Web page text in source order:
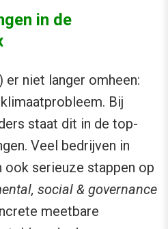
in de
er niet langer omheen:
Bij
staat dit in de top-
Veel bedrijven in
ook serieuze stappen op
social & governance
meetbare